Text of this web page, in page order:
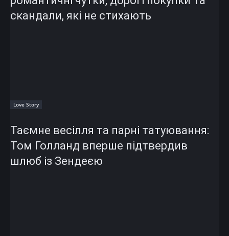
скандали, які не стихають
Love Story
Таємне весілля та парні татуювання:
Том Голланд вперше підтвердив
шлюб із Зендеєю